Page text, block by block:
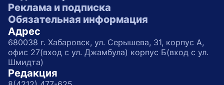
Реклама и подписка
Обязательная информация
Адрес
680038 г. Хабаровск, ул. Серышева, 31, корпус А,
офис 27(вход с ул. Джамбула) корпус Б(вход с ул.
Шмидта)
Редакция